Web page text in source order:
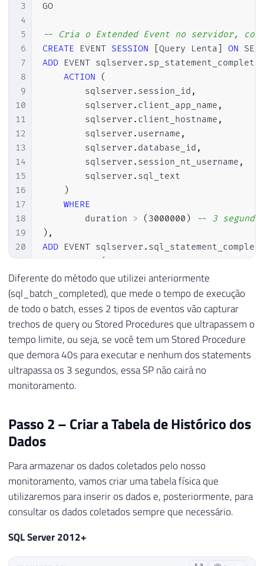
3
4
5
6
7
8
9
10
11
12
13
14
15
16
17
18
19
20
21
22
23
24
25
27
28
29
30
33
34
37
38
39
41
42
GO
-- Cria o Extended Event no servidor,
CREATE EVENT SESSION Query Lenta
ON
ADD EVENT sqlserver .
ACTION
(
        sqlserver
. session_id ,
        sqlserver
. client_app_name ,
        sqlserver
. client_hostname ,
        sqlserver
. username ,
        sqlserver
. database_id ,
        sqlserver
. session_nt_username ,
        sqlserver
. sql_text
)
WHERE
        duration
> ( 3000000 )
-- 3
) ,
ADD EVENT sqlserver .
ACTION (
        sqlserver
.session_id,
        sqlserver
.client_app_name,
        sqlserver
client_hostname
,
        sqlserver
username
        sqlserver
database_id
        sqlserver
.session_nt_username,
        sqlserver
. sql_text
)
WHERE
ADD
TARGET package0.
    max_file_size
= 100
=
)
WITH
(STARTUP_STATE=ON)
GO
-- Ativa o Extended Event
ALTER EVENT SESSION [Query Lenta] ON
Diferente do método que utilizei anteriormente
(sql_batch_completed), que mede o tempo de execução
de todo o batch, esses 2 tipos de eventos vão capturar
trechos de query ou Stored Procedures que ultrapassem o
tempo limite, ou seja, se você tem um Stored Procedure
que demora 40s para executar e nenhum dos statements
ultrapassa os 3 segundos, essa SP não cairá no
monitoramento.
Passo 2 – Criar a Tabela de Histórico dos
Dados
Para armazenar os dados coletados pelo nosso
monitoramento, vamos criar uma tabela física que
utilizaremos para inserir os dados e, posteriormente, para
consultar os dados coletados sempre que necessário.
SQL Server 2012+